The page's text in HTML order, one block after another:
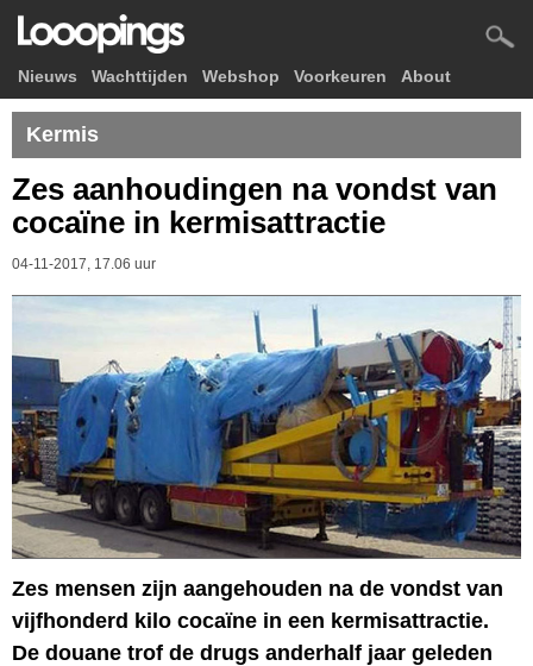
Nieuws Wachttijden Webshop Voorkeuren About
Kermis
Zes aanhoudingen na vondst van
cocaïne in kermisattractie
04-11-2017, 17.06 uur
Zes mensen zijn aangehouden na de vondst van
vijfhonderd kilo cocaïne in een kermisattractie.
De douane trof de drugs anderhalf jaar geleden